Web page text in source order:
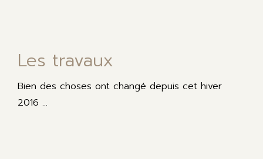
Les travaux
Bien des choses ont changé depuis cet hiver
2016 …